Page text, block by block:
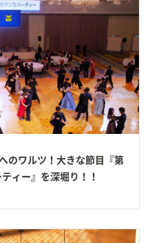
のワルツ！大きな節目『第
ィー』を深堀り！！